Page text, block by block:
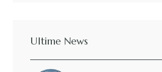
Deforestazione
Ultime News